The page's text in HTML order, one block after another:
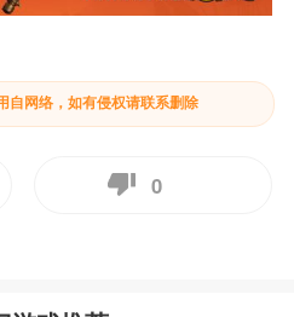
自网络，如有侵权请联系删除
0